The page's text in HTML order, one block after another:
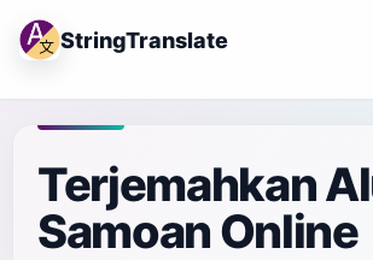
StringTranslate
Terjemahkan
Samoan Online